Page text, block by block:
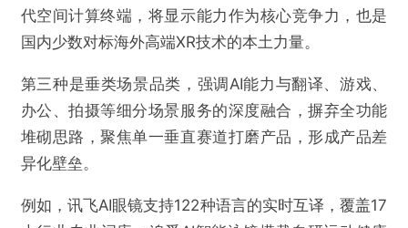
代空间计算终端，将显示能力作为核心竞争力，也是
国内少数对标海外高端XR技术的本土力量。
第三种是垂类场景品类，强调AI能力与翻译、游戏、
办公、拍摄等细分场景服务的深度融合，摒弃全功能
堆砌思路，聚焦单一垂直赛道打磨产品，形成产品差
异化壁垒。
例如，讯飞AI眼镜支持122种语言的实时互译，覆盖17